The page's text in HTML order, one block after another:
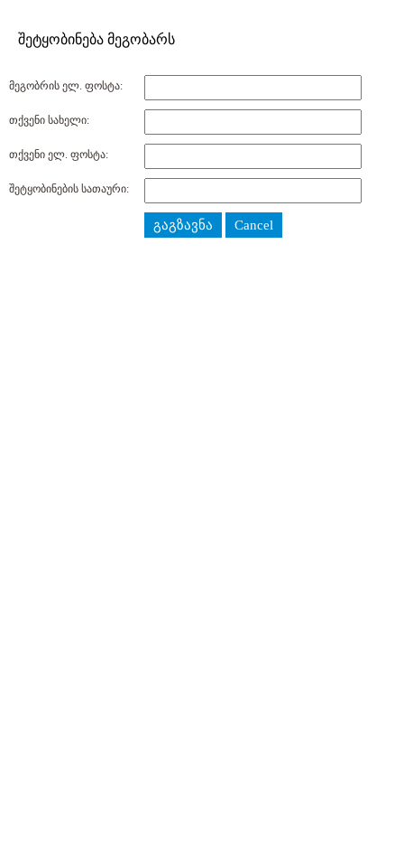
შეტყობინება მეგობარს
მეგობრის ელ. ფოსტა:
თქვენი სახელი:
თქვენი ელ. ფოსტა:
შეტყობინების სათაური:
გაგზავნა Cancel